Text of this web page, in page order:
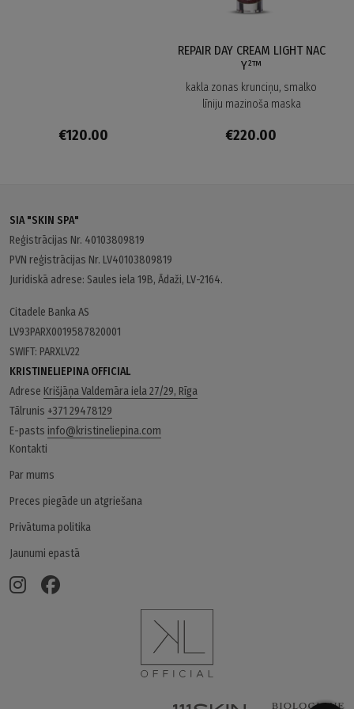
€120.00
REPAIR DAY CREAM LIGHT NAC
Y²™
kakla zonas krunciņu, smalko
līniju mazinoša maska
€220.00
SIA "SKIN SPA"
Reģistrācijas Nr. 40103809819
PVN reģistrācijas Nr. LV40103809819
Juridiskā adrese: Saules iela 19B, Ādaži, LV-2164.
Citadele Banka AS
LV93PARX0019587820001
SWIFT: PARXLV22
KRISTINELIEPINA OFFICIAL
Adrese Krišjāņa Valdemāra iela 27/29, Rīga
Tālrunis +371 29478129
E-pasts info@kristineliepina.com
Kontakti
Par mums
Preces piegāde un atgriešana
Privātuma politika
Jaunumi epastā